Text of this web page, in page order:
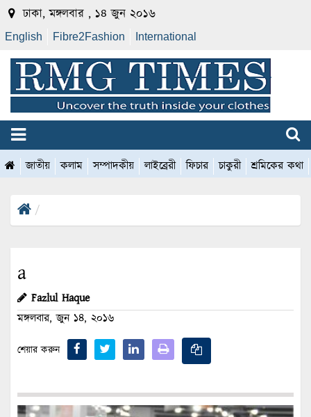
ঢাকা, মঙ্গলবার , ১৪ জুন ২০১৬
English Fibre2Fashion International
জাতীয় কলাম সম্পাদকীয় লাইব্রেরী ফিচার চাকুরী শ্রমিকের কথা
a
Fazlul Haque
মঙ্গলবার, জুন ১৪, ২০১৬
শেয়ার করুন